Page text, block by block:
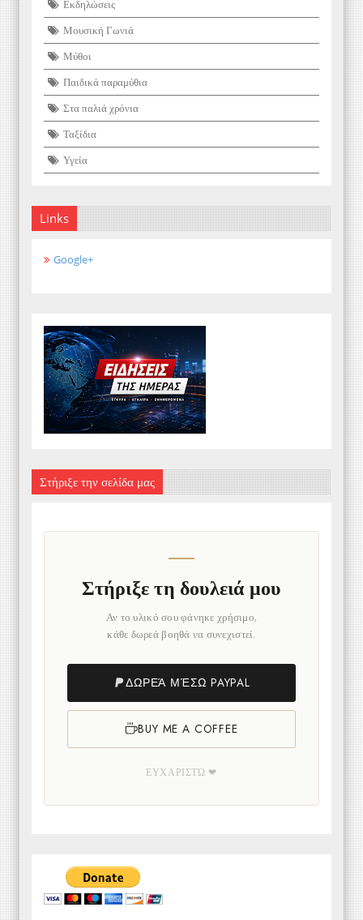
Εκδηλώσεις
Μουσική Γωνιά
Μύθοι
Παιδικά παραμύθια
Στα παλιά χρόνια
Ταξίδια
Υγεία
Links
Google+
Στήριξε την σελίδα μας
Στήριξε τη δουλειά μου
Αν το υλικό σου φάνηκε χρήσιμο,
κάθε δωρεά βοηθά να συνεχιστεί.
ΔΩΡΕΆ ΜΈΣΩ PAYPAL
BUY ME A COFFEE
ΕΥΧΑΡΙΣΤΏ ❤